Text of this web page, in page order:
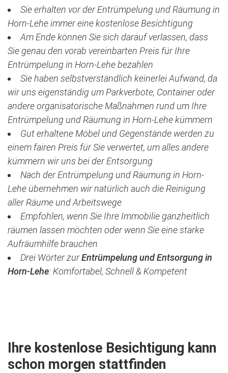
Sie erhalten vor der Entrümpelung und Räumung in
Horn-Lehe immer eine kostenlose Besichtigung
Am Ende können Sie sich darauf verlassen, dass
Sie genau den vorab vereinbarten Preis für Ihre
Entrümpelung in Horn-Lehe bezahlen
Sie haben selbstverständlich keinerlei Aufwand, da
wir uns eigenständig um Parkverbote, Container oder
andere organisatorische Maßnahmen rund um Ihre
Entrümpelung und Räumung in Horn-Lehe kümmern
Gut erhaltene Möbel und Gegenstände werden zu
einem fairen Preis für Sie verwertet, um alles andere
kümmern wir uns bei der Entsorgung
Nach der Entrümpelung und Räumung in Horn-
Lehe übernehmen wir natürlich auch die Reinigung
aller Räume und Arbeitswege
Empfohlen, wenn Sie Ihre Immobilie ganzheitlich
räumen lassen möchten oder wenn Sie eine starke
Aufräumhilfe brauchen
Drei Wörter zurEntrümpelung und Entsorgung in
Horn-Lehe: Komfortabel, Schnell & Kompetent
Ihre kostenlose Besichtigung kann
schon morgen stattfinden